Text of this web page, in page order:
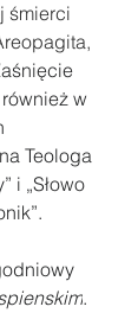
śmierci
aśnięcie
w
Teologa
i „Słowo
.